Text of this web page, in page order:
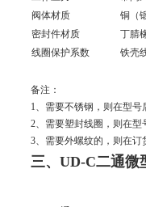
阀体材质
铜（
密封件材质
丁腈
线圈保护系数
铁壳
备注：
1、需要不锈钢，则在型号
2、需要塑封线圈，则在型
3、需要外螺纹的，则在订
三、UD-C二通微